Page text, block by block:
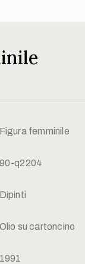
Figura femminile
90-q2204
Dipinti
Olio su cartoncino
1991